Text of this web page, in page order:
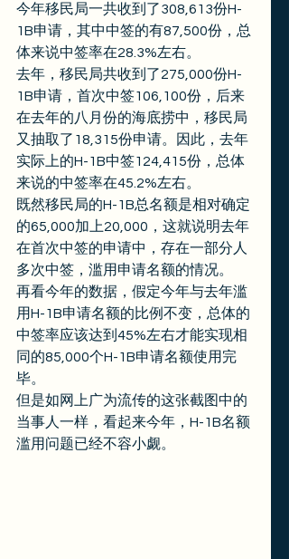
今年移民局一共收到了308,613份H-
1B申请，其中中签的有87,500份，总
体来说中签率在28.3%左右。
去年，移民局共收到了275,000份H-
1B申请，首次中签106,100份，后来
在去年的八月份的海底捞中，移民局
又抽取了18,315份申请。因此，去年
实际上的H-1B中签124,415份，总体
来说的中签率在45.2%左右。
既然移民局的H-1B总名额是相对确定
的65,000加上20,000，这就说明去年
在首次中签的申请中，存在一部分人
多次中签，滥用申请名额的情况。
再看今年的数据，假定今年与去年滥
用H-1B申请名额的比例不变，总体的
中签率应该达到45%左右才能实现相
同的85,000个H-1B申请名额使用完
毕。
但是如网上广为流传的这张截图中的
当事人一样，看起来今年，H-1B名额
滥用问题已经不容小觑。